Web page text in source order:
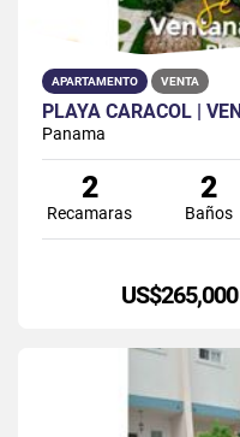
APARTAMENTO VENTA
Panama
2
Recamaras
2
Baños
US$265,000